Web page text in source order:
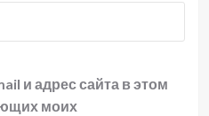
и адрес сайта в этом
моих